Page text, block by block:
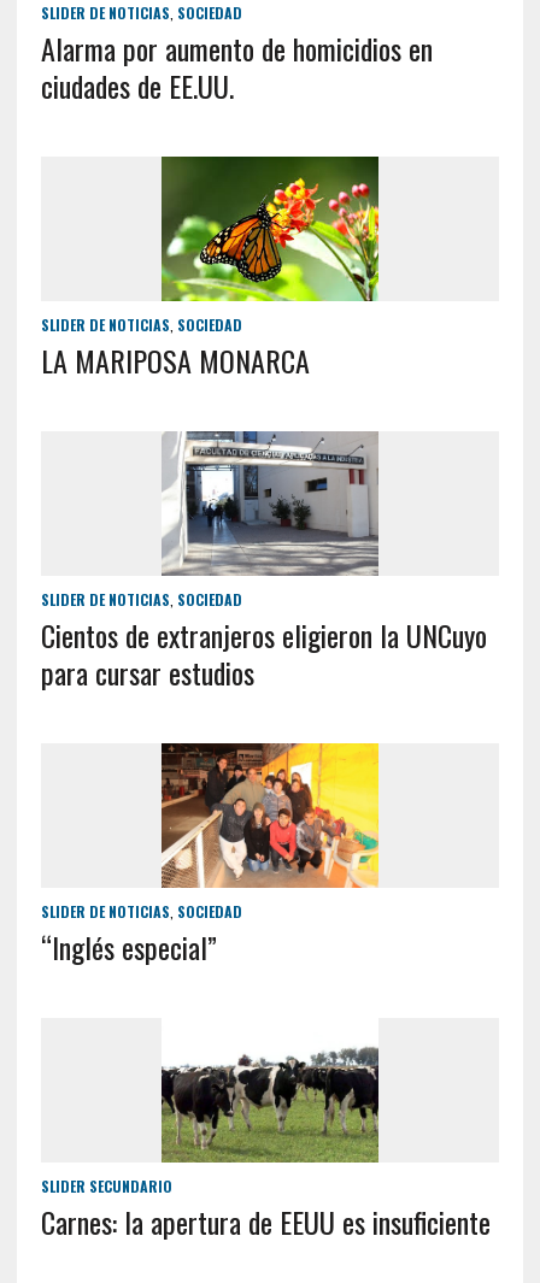
SLIDER DE NOTICIAS SOCIEDAD
Alarma por aumento de homicidios en
ciudades de EE.UU.
SLIDER DE NOTICIAS SOCIEDAD
LA MARIPOSA MONARCA
SLIDER DE NOTICIAS SOCIEDAD
Cientos de extranjeros eligieron la UNCuyo
para cursar estudios
SLIDER DE NOTICIAS SOCIEDAD
“Inglés especial”
SLIDER SECUNDARIO
Carnes: la apertura de EEUU es insuficiente